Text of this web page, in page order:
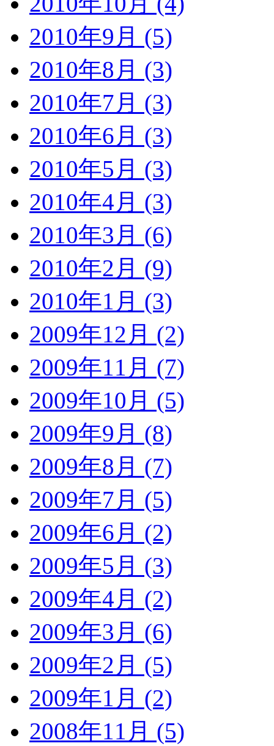
2010年9月 (5)
2010年8月 (3)
2010年7月 (3)
2010年6月 (3)
2010年5月 (3)
2010年4月 (3)
2010年3月 (6)
2010年2月 (9)
2010年1月 (3)
2009年12月 (2)
2009年11月 (7)
2009年10月 (5)
2009年9月 (8)
2009年8月 (7)
2009年7月 (5)
2009年6月 (2)
2009年5月 (3)
2009年4月 (2)
2009年3月 (6)
2009年2月 (5)
2009年1月 (2)
2008年11月 (5)